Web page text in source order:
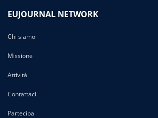
EUJOURNAL NETWORK
Chi siamo
Missione
Attività
Contattaci
Partecipa